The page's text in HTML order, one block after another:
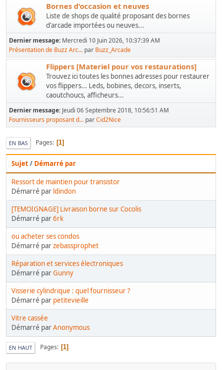
Bornes d'occasion et neuves
Liste de shops de qualité proposant des bornes
d'arcade importées ou neuves...
Dernier message: Mercredi 10 Juin 2026, 10:37:39 AM
Présentation de Buzz Arc... par Buzz_Arcade
Flippers [Materiel pour vos restaurations]
Trouvez ici toutes les bonnes adresses pour restaurer
vos flippers... Leds, bobines, decors, inserts,
caoutchoucs, afficheurs...
Dernier message: Jeudi 06 Septembre 2018, 10:56:51 AM
Fournisseurs proposant d... parCid2Nice
EN BAS Pages 1
Sujet/ Démarré par
Ressort de maintien pour transistor
Démarré par ldindon
[TEMOIGNAGE] Livraison borne sur Cocolis
Démarré par6rk
ou acheter ses condos
Démarré parzebassprophet
Réparation et services électroniques
Démarré parGunny
Visserie cylindrique : quel fournisseur ?
Démarré par petitevieille
Vitre cassée
Démarré parAnonymous
EN HAUT Pages 1